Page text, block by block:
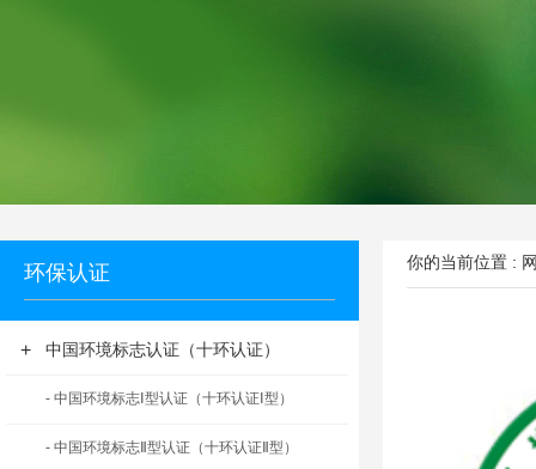
环保认证
+ 中国环境标志认证（十环认证）
- 中国环境标志Ⅰ型认证（十环认证Ⅰ型）
- 中国环境标志Ⅱ型认证（十环认证Ⅱ型）
你的当前位置 :